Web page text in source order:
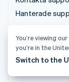
Hanterade
© 2026 Stripe,
You’re viewing
you’re in the
Switch to the